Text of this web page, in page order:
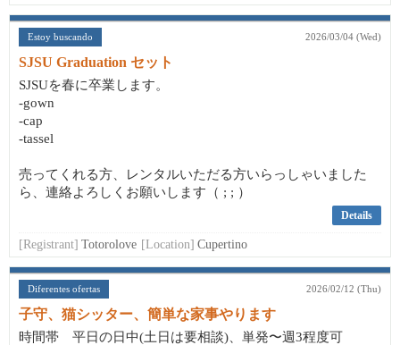
Estoy buscando 2026/03/04 (Wed)
SJSU Graduation セット
SJSUを春に卒業します。
-gown
-cap
-tassel
売ってくれる方、レンタルいただる方いらっしゃいました
ら、連絡よろしくお願いします（ ; ; ）
Details
[Registrant] Totorolove [Location] Cupertino
Diferentes ofertas 2026/02/12 (Thu)
子守、猫シッター、簡単な家事やります
時間帯 平日の日中(土日は要相談)、単発〜週3程度可